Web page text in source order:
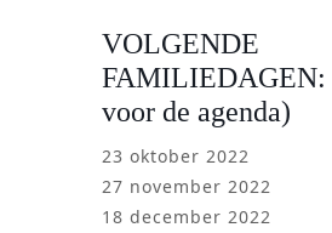
VOLGENDE
FAMILIEDAGEN:
voor de agenda)
23 oktober 2022
27 november 2022
18 december 2022